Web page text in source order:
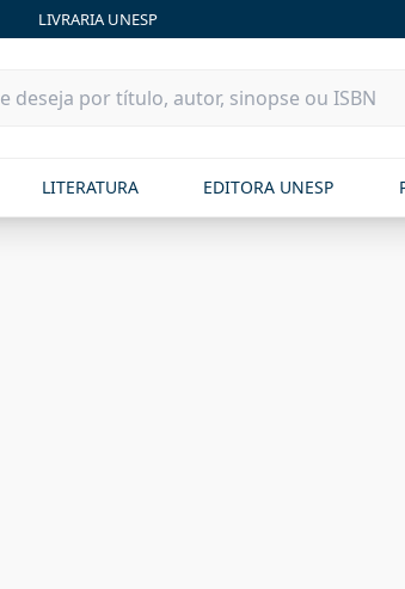
LIVRARIA UNESP
LITERATURA EDITORA UNESP